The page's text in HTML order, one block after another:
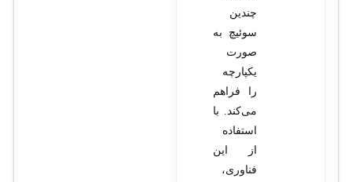
چندین
سوئیچ به
صورت
یکپارچه
را فراهم
می‌کند. با
استفاده
از این
فناوری،